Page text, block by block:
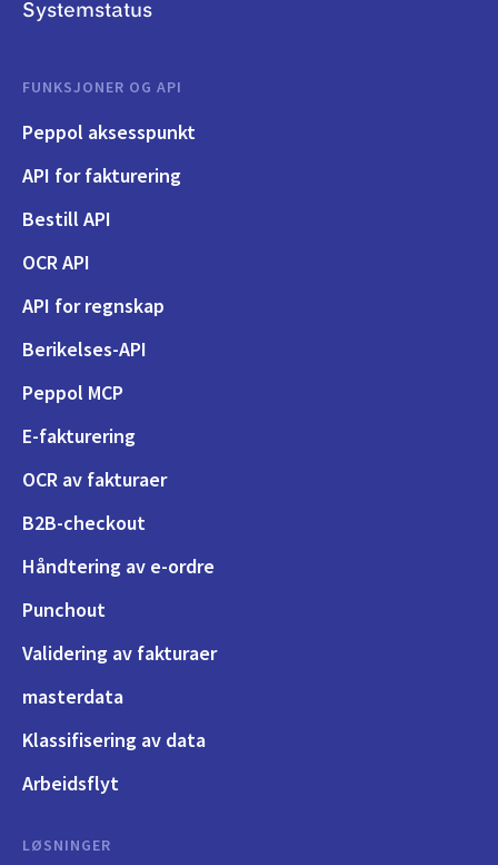
Systemstatus
FUNKSJONER OG API
Peppol aksesspunkt
API for fakturering
Bestill API
OCR API
API for regnskap
Berikelses-API
Peppol MCP
E-fakturering
OCR av fakturaer
B2B-checkout
Håndtering av e-ordre
Punchout
Validering av fakturaer
masterdata
Klassifisering av data
Arbeidsflyt
LØSNINGER